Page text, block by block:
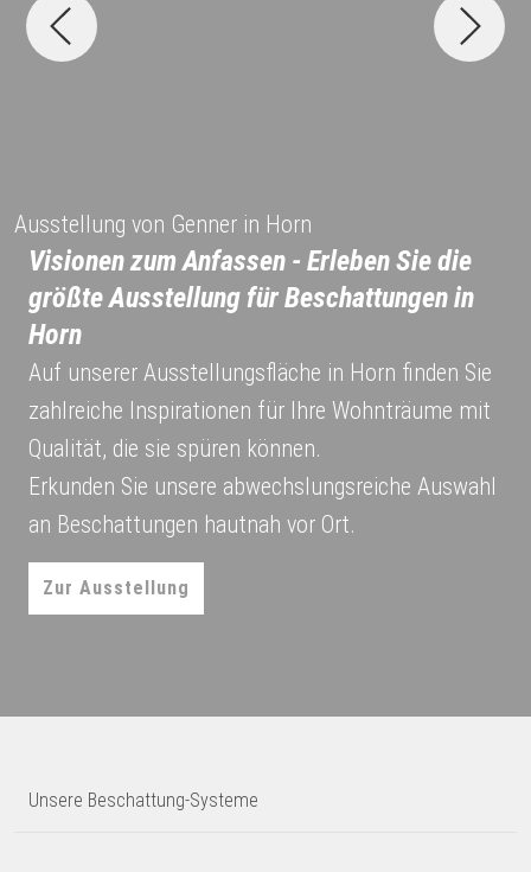
Visionen zum Anfassen - Erleben Sie die
größte Ausstellung für Beschattungen in
Horn
Auf unserer Ausstellungsfläche in Horn finden Sie
zahlreiche Inspirationen für Ihre Wohnträume mit
Qualität, die sie spüren können.
Erkunden Sie unsere abwechslungsreiche Auswahl
an Beschattungen hautnah vor Ort.
Zur Ausstellung
Ausstellung von Genner in Horn
Unsere Beschattung-Systeme